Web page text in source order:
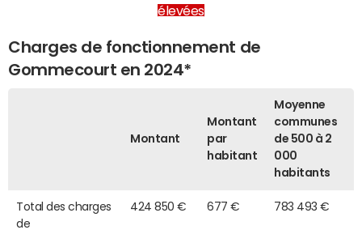
élevées
Charges de fonctionnement de
Gommecourt en 2024*
Montant
Montant
par
habitant
Moyenne
communes
de 500 à 2
000
habitants
Total des charges
de
424 850 € 677 € 783 493 €